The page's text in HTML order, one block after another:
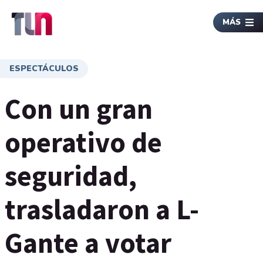
MÁS
ESPECTÁCULOS
Con un gran
operativo de
seguridad,
trasladaron a L-
Gante a votar